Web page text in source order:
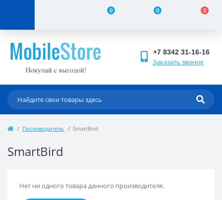
0 0 0
+7 8342 31-16-16
Заказать звонок
Производитель SmartBird
SmartBird
Нет ни одного товара данного производителя.